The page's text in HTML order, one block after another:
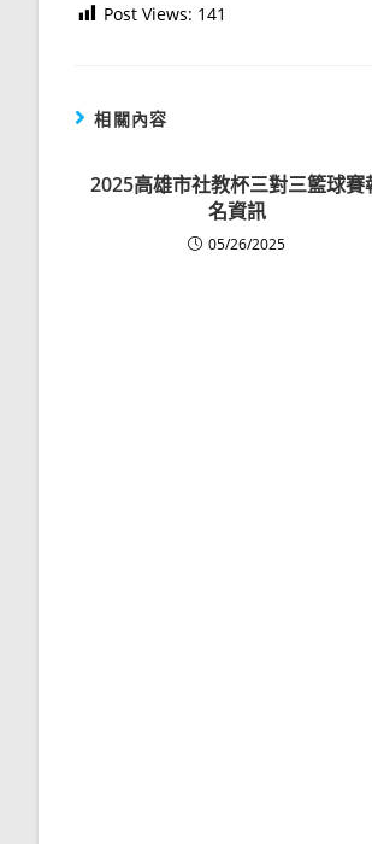
Post Views: 141
相關內容
2025高雄市社教杯三對三籃球賽
名資訊
05/26/2025